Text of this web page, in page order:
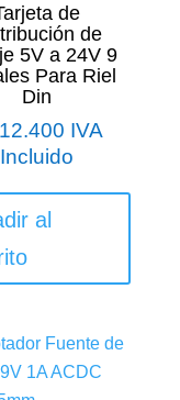
de
de
5V a 24V 9
Para Riel
Din
IVA
Incluido
al